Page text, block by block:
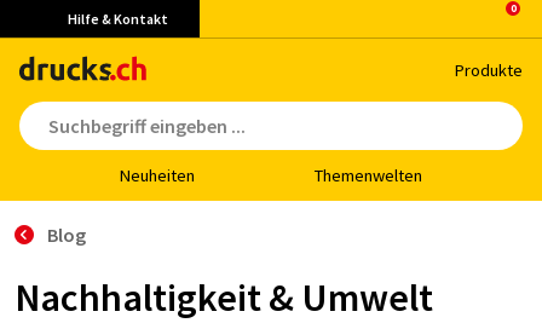
Hilfe & Kontakt
Pro­duk­te
Neu­hei­ten The­men­wel­ten
Blog
Nachhaltigkeit & Umwelt